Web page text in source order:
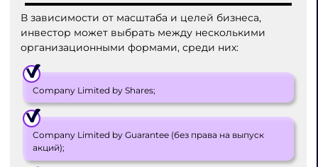
В зависимости от масштаба и целей бизнеса,
инвестор может выбрать между несколькими
организационными формами, среди них:
Company Limited by Shares;
Company Limited by Guarantee (без права на выпуск
акций);